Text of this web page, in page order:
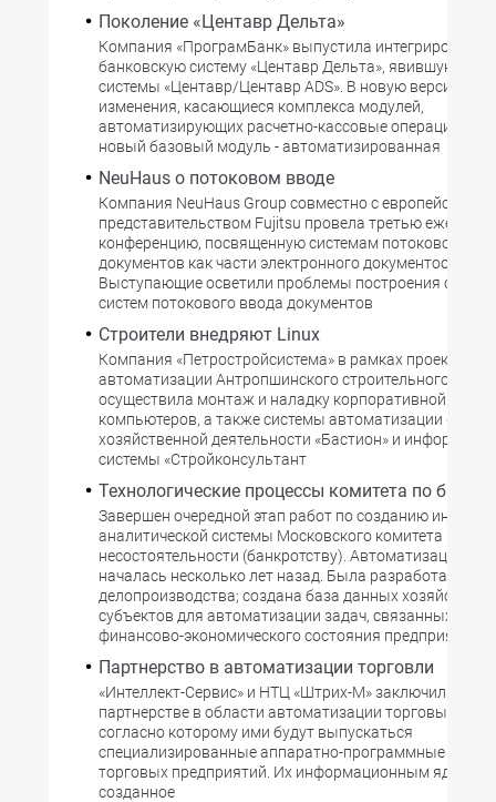
Поколение «Центавр Дельта»
Компания «ПрограмБанк» выпустила
банковскую систему «Центавр Дельта», явившуюся
системы «Центавр/Центавр ADS». В новую версию
изменения, касающиеся комплекса модулей,
автоматизирующих расчетно-кассовые операции.
новый базовый модуль - автоматизированная
NeuHaus о потоковом вводе
Компания NeuHaus Group совместно с европейским
представительством Fujitsu провела третью
конференцию, посвященную системам потокового
документов как части электронного
Выступающие осветили проблемы построения
систем потокового ввода документов
Строители внедряют Linux
Компания «Петростройсистема» в рамках проекта
автоматизации Антропшинского строительного
осуществила монтаж и наладку корпоративной сети,
компьютеров, а также системы автоматизации
хозяйственной деятельности «Бастион» и
системы «Стройконсультант
Технологические процессы комитета по
Завершен очередной этап работ по созданию
аналитической системы Московского комитета по
несостоятельности (банкротству). Автоматизация
началась несколько лет назад. Была разработана
делопроизводства; создана база данных
субъектов для автоматизации задач, связанных с
финансово-экономического состояния предприятий.
Партнерство в автоматизации торговли
«Интеллект-Сервис» и НТЦ «Штрих-М» заключили
партнерстве в области автоматизации торговых
согласно которому ими будут выпускаться
специализированные аппаратно-программные
торговых предприятий. Их информационным ядром
созданное